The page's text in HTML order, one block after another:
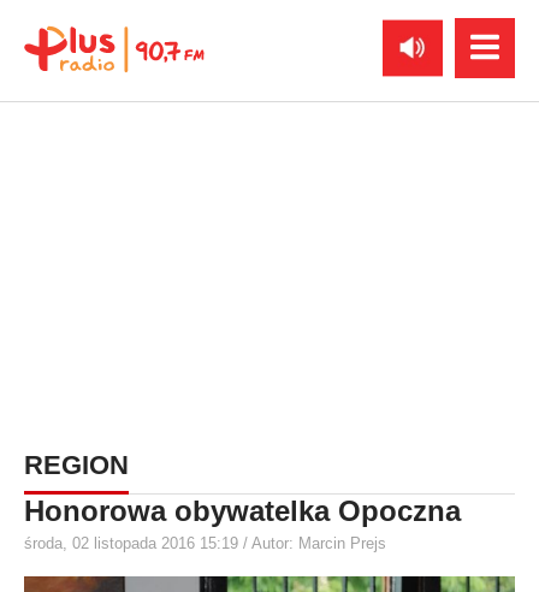
REGION
Honorowa obywatelka Opoczna
środa, 02 listopada 2016 15:19 / Autor: Marcin Prejs